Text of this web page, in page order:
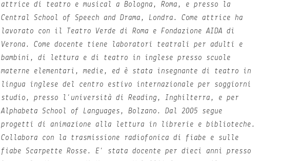
attrice di teatro e musical a Bologna, Roma, e presso la
Central School of Speech and Drama, Londra. Come attrice ha
lavorato con il Teatro Verde di Roma e Fondazione AIDA di
Verona. Come docente tiene laboratori teatrali per adulti e
bambini, di lettura e di teatro in inglese presso scuole
materne elementari, medie, ed è stata insegnante di teatro in
lingua inglese del centro estivo internazionale per soggiorni
studio, presso l'università di Reading, Inghilterra, e per
Alphabeta School of Languages, Bolzano. Dal 2005 segue
progetti di animazione alla lettura in librerie e biblioteche.
Collabora con la trasmissione radiofonica di fiabe e sulle
fiabe Scarpette Rosse. E' stata docente per dieci anni presso